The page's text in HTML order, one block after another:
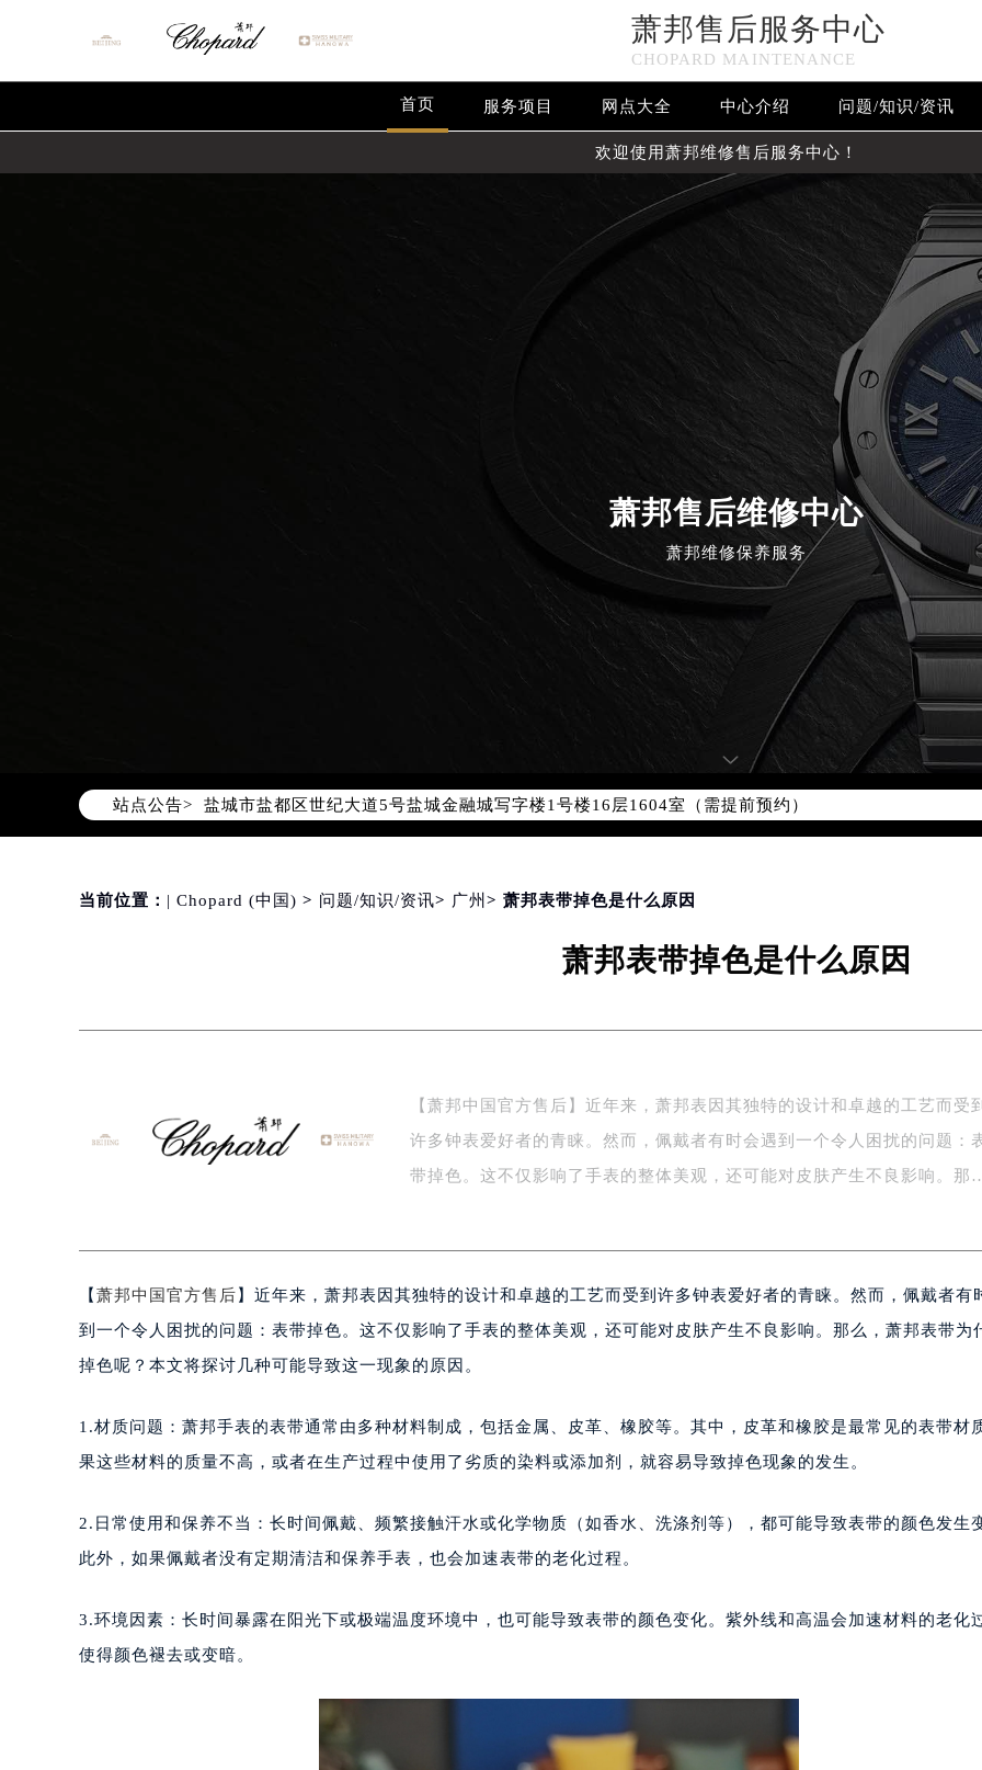
萧邦售后服务中心
CHOPARD MAINTENANCE
首页 服务项目 网点大全 中心介绍 问题/知识/资讯
欢迎使用萧邦维修售后服务中心！
萧邦售后维修中心
萧邦维修保养服务
站点公告>
萧邦官方全国统一服务热线400-885-0231，服务覆盖中国大陆、香港、澳门、台湾全部区域（非大
北京市朝阳区建国门外大街甲6号华熙国际中心写字楼D座11层1102室（北京总部）（需提前预约）
北京市东城区东长安街1号东方广场写字楼W3座6层602室（需提前预约）
天津市和平区赤峰道136号天津国际金融中心写字楼26层2603室（需提前预约）
上海市徐汇区虹桥路3号港汇中心写字楼2座37层3705室（需提前预约）
上海市黄浦区南京东路299号宏伊国际广场写字楼8层806室（需提前预约）
南京市秦淮区中山南路1号（新街口）南京中心写字楼22层C1-1室（需提前预约）
常州市新北区龙锦路1590号现代传媒中心写字楼5号楼10层1008室（需提前预约）
徐州市鼓楼区淮海东路29号苏宁广场IFC国际金融中心写字楼35层3508室（需提前预约）
扬州市邗江区国展路29号星耀天地写字楼1号楼18层1803室（需提前预约）
盐城市盐都区世纪大道5号盐城金融城写字楼1号楼16层1604室（需提前预约）
泰州市海陵区永定东路399号置地商务中心东塔写字楼（华润万象城）17层1706室（需提前预约）
杭州市上城区钱江路1366号华润大厦写字楼A座5层503-5室（需提前预约）
绍兴市越城区胜利东路379号世茂天际中心写字楼8层805室（需提前预约）
广州市越秀区环市东路371-375号世界贸易中心大厦南塔写字楼15层07室（需提前预约）
深圳市罗湖区深南东路5001号华润大厦写字楼17层1701室（需提前预约）
惠州市惠城区江北文昌一路7号华贸大厦写字楼1座30层05室（需提前预约）
重庆市江北区观音桥步行街2号融恒时代广场写字楼9层902室（需提前预约）
长沙市芙蓉区定王台街道建湘路393号世茂环球金融中心写字楼（芙蓉广场）10层13室（需提前预约
郑州市二七区铭功路10号华润大厦写字楼29层2905室（需提前预约）
沈阳市沈河区中街路137号亨得利名表服务中心（品牌授权店）1层整层（需提前预约）
沈阳市沈河区中街路83号亨得利名表服务中心（品牌授权店）1层整层（需提前预约）
温州市鹿城区锦绣路1067号置信广场10层1015室（需提前预约）
大连市中山区人民路15号国际金融大厦7层G室（需提前预约）
东莞市东城街道鸿福东路1号民盈国贸中心T1写字楼9层907室（需提前预约）
无锡市梁溪区人民中路139号恒隆广场写字楼1座11层1104室（需提前预约）
南通市崇川区工农路57号圆融广场写字楼16层1603室（需提前预约）
苏州市苏州工业园区星港街199号苏州中心办公楼C座22层08室（需提前预约）
武汉市江汉区解放大道686号世界贸易大厦38层09室（需提前预约）
当前位置： | Chopard (中国) > 问题/知识/资讯> 广州 > 萧邦表带掉色是什么原因
萧邦表带掉色是什么原因
【萧邦中国官方售后】近年来，萧邦表因其独特的设计和卓越的工艺而受
许多钟表爱好者的青睐。然而，佩戴者有时会遇到一个令人困扰的问题：
带掉色。这不仅影响了手表的整体美观，还可能对皮肤产生不良影响。那
【萧邦中国官方售后】近年来，萧邦表因其独特的设计和卓越的工艺而受到许多钟表爱好者的青睐。然而，佩戴者有
到一个令人困扰的问题：表带掉色。这不仅影响了手表的整体美观，还可能对皮肤产生不良影响。那么，萧邦表带为
掉色呢？本文将探讨几种可能导致这一现象的原因。
1.材质问题：萧邦手表的表带通常由多种材料制成，包括金属、皮革、橡胶等。其中，皮革和橡胶是最常见的表带材
果这些材料的质量不高，或者在生产过程中使用了劣质的染料或添加剂，就容易导致掉色现象的发生。
2.日常使用和保养不当：长时间佩戴、频繁接触汗水或化学物质（如香水、洗涤剂等），都可能导致表带的颜色发生
此外，如果佩戴者没有定期清洁和保养手表，也会加速表带的老化过程。
3.环境因素：长时间暴露在阳光下或极端温度环境中，也可能导致表带的颜色变化。紫外线和高温会加速材料的老化
使得颜色褪去或变暗。